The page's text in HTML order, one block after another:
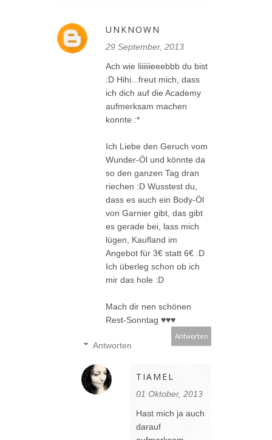
UNKNOWN
29 September, 2013
Ach wie liiiiiieeebbb du bist
:D Hihi...freut mich, dass
ich dich auf die Academy
aufmerksam machen
konnte :*
Ich Liebe den Geruch vom
Wunder-Öl und könnte da
so den ganzen Tag dran
riechen :D Wusstest du,
dass es auch ein Body-Öl
von Garnier gibt, das gibt
es gerade bei, lass mich
lügen, Kaufland im
Angebot für 3€ statt 6€ :D
Ich überleg schon ob ich
mir das hole :D
Mach dir nen schönen
Rest-Sonntag ♥♥♥
Antworten
Antworten
TIAMEL
01 Oktober, 2013
Hast mich ja auch
darauf